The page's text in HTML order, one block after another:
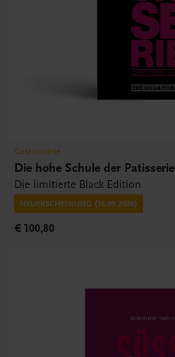
Gastronomie
Die hohe Schule der Patisserie
Die limitierte Black Edition
NEUERSCHEINUNG (18.09.2026)
€ 100,80